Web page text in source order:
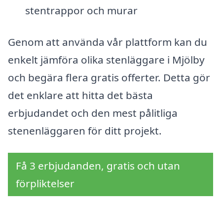
stentrappor och murar
Genom att använda vår plattform kan du
enkelt jämföra olika stenläggare i Mjölby
och begära flera gratis offerter. Detta gör
det enklare att hitta det bästa
erbjudandet och den mest pålitliga
stenenläggaren för ditt projekt.
Få 3 erbjudanden, gratis och utan
förpliktelser